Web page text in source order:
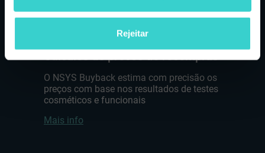
Rejeitar
O NSYS Buyback estima com precisão os
preços com base nos resultados de testes
cosméticos e funcionais
Mais info
Privacidadee nos permite enviar-lhe e-mails.